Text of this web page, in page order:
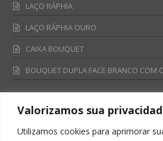
Valorizamos sua
Utilizamos cookies para aprimorar
LAÇO RÁPHIA
LAÇO RÁPHIA OURO
CAIXA BOUQUET
BOUQUET DUPLA FACE BRANCO COM
Fale Conosco